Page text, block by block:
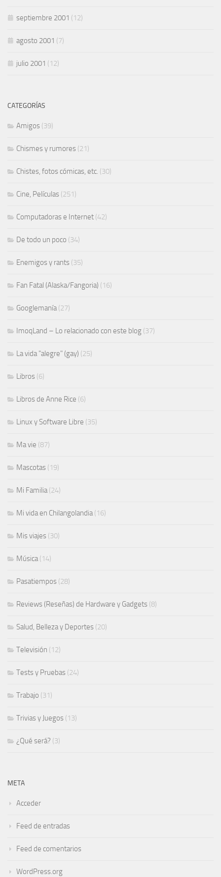
septiembre 2001 (12)
agosto 2001 (7)
julio 2001 (12)
CATEGORÍAS
Amigos (39)
Chismes y rumores (21)
Chistes, fotos cómicas, etc. (30)
Cine, Películas (251)
Computadoras e Internet (42)
De todo un poco (34)
Enemigos y rants (35)
Fan Fatal (Alaska/Fangoria) (16)
Googlemanía(27)
ImoqLand – Lo relacionado con este blog (37)
La vida "alegre" (gay) (25)
Libros (6)
Libros de Anne Rice (6)
Linux y Software Libre (35)
Ma vie (87)
Mascotas (19)
Mi Familia(24)
Mi vida en Chilangolandia(16)
Mis viajes (30)
Música(14)
Pasatiempos (28)
Reviews (Reseñas) de Hardware y Gadgets (8)
Salud, Belleza y Deportes (20)
Televisión (12)
Tests y Pruebas (24)
Trabajo (31)
Trivias y Juegos (13)
¿Qué será? (3)
META
Acceder
Feed de entradas
Feed de comentarios
WordPress.org